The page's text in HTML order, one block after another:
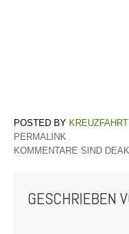
PERMALINK
KOMMENTARE SIND
GESCHRIEBEN